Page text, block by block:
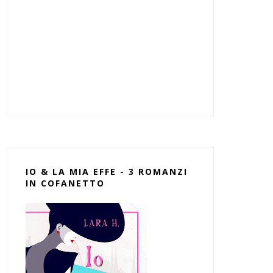
IO & LA MIA EFFE - 3 ROMANZI
IN COFANETTO